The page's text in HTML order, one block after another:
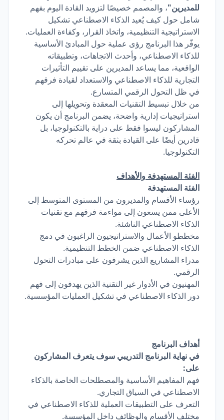
للمديرين"، والمصمم خصيصًا لتزويد القادة اليوم بفهم
شامل حول كيف يُعيد الذكاء الاصطناعي تشكيل
الاستراتيجية التنظيمية، واتخاذ القرار، وكفاءة العمليات.
يوفّر هذا البرنامج رؤى عملية حول المبادئ الأساسية
للذكاء الاصطناعي، وأحدث الاتجاهات، وتطبيقاته
الواقعية، مما يساعد المديرين على تقييم التأثيرات
التجارية للذكاء الاصطناعي والاستعداد لقيادة فرقهم
في ظل التحول الرقمي المتسارع.
من خلال تبسيط التقنيات المعقدة وتحويلها إلى
استراتيجيات إدارية واضحة، يضمن البرنامج أن يكون
المشاركون ليسوا فقط على دراية بالتكنولوجيا، بل
قادرين أيضًا على القيادة بثقة في عالم تحركه
التكنولوجيا.
الفئة المستهدفة والأهداف
الفئة المستهدفة
رؤساء الأقسام والمديرون من المستوى المتوسط إلى
الأعلى ممن يسعون إلى مواءمة فرقهم مع تقنيات
الذكاء الاصطناعي الناشئة.
مخططو الأعمال والاستراتيجيون الراغبون في دمج
الذكاء الاصطناعي ضمن الخطط التنظيمية.
مدراء المشاريع الذين يشرفون على مبادرات التحول
الرقمي.
المهنيون في الأدوار غير التقنية الذين يهدفون إلى فهم
دور الذكاء الاصطناعي في تشكيل العمليات المؤسسية.
أهداف البرنامج
في نهاية البرنامج التدريبي سوف يتعرف المشاركون
على:
فهم المفاهيم الأساسية والمصطلحات الخاصة بالذكاء
الاصطناعي في السياق التجاري.
التعرف على التطبيقات العملية للذكاء الاصطناعي في
مختلف الأقسام والوظائف داخل المؤسسة.